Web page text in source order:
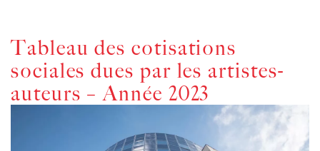
Tableau des cotisations
sociales dues par les artistes-
auteurs – Année 2023